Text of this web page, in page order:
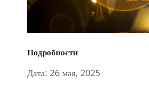
Подробности
Дата: 26 мая, 2025